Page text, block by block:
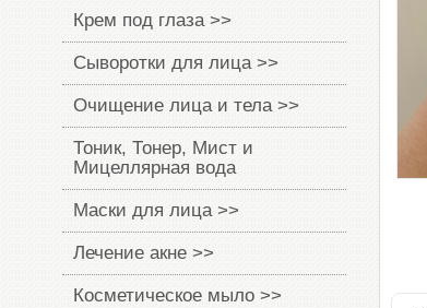
Крем под глаза >>
Сыворотки для лица >>
Очищение лица и тела >>
Тоник, Тонер, Мист и
Мицеллярная вода
Маски для лица >>
Лечение акне >>
Косметическое мыло >>